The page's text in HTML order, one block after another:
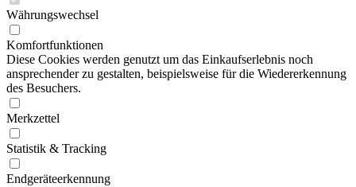
Währungswechsel
Komfortfunktionen
Diese Cookies werden genutzt um das Einkaufserlebnis noch
ansprechender zu gestalten, beispielsweise für die Wiedererkennung
des Besuchers.
Merkzettel
Statistik & Tracking
Endgeräteerkennung